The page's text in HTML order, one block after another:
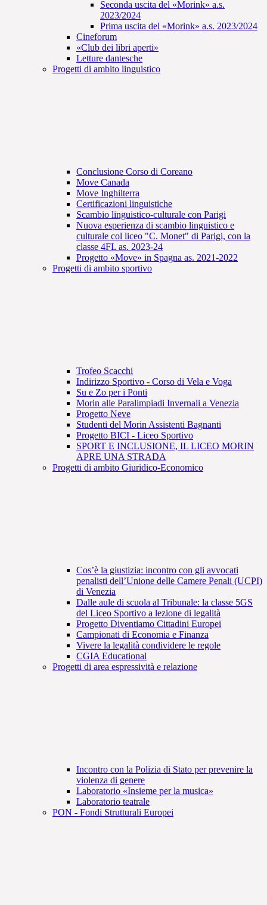
Seconda uscita del «Morink» a.s.
2023/2024
Prima uscita del «Morink» a.s. 2023/2024
Cineforum
«Club dei libri aperti»
Letture dantesche
Progetti di ambito linguistico
Conclusione Corso di Coreano
Move Canada
Move Inghilterra
Certificazioni linguistiche
Scambio linguistico-culturale con Parigi
Nuova esperienza di scambio linguistico e
culturale col liceo "C. Monet" di Parigi, con la
classe 4FL as. 2023-24
Progetto «Move» in Spagna as. 2021-2022
Progetti di ambito sportivo
Trofeo Scacchi
Indirizzo Sportivo - Corso di Vela e Voga
Su e Zo per i Ponti
Morin alle Paralimpiadi Invernali a Venezia
Progetto Neve
Studenti del Morin Assistenti Bagnanti
Progetto BICI - Liceo Sportivo
SPORT E INCLUSIONE, IL LICEO MORIN
APRE UNA STRADA
Progetti di ambito Giuridico-Economico
Cos’è la giustizia: incontro con gli avvocati
penalisti dell’Unione delle Camere Penali (UCPI)
di Venezia
Dalle aule di scuola al Tribunale: la classe 5GS
del Liceo Sportivo a lezione di legalità
Progetto Diventiamo Cittadini Europei
Campionati di Economia e Finanza
Vivere la legalità condividere le regole
CGIA Educational
Progetti di area espressività e relazione
Incontro con la Polizia di Stato per prevenire la
violenza di genere
Laboratorio «Insieme per la musica»
Laboratorio teatrale
PON - Fondi Strutturali Europei